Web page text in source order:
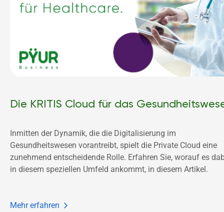
Die KRITIS Cloud für das
Inmitten der Dynamik, die die Digitalisierung im
Gesundheitswesen vorantreibt, spielt die Private Cloud eine
zunehmend entscheidende Rolle. Erfahren Sie, worauf es
in diesem speziellen Umfeld ankommt, in diesem Artikel.
Mehr erfahren